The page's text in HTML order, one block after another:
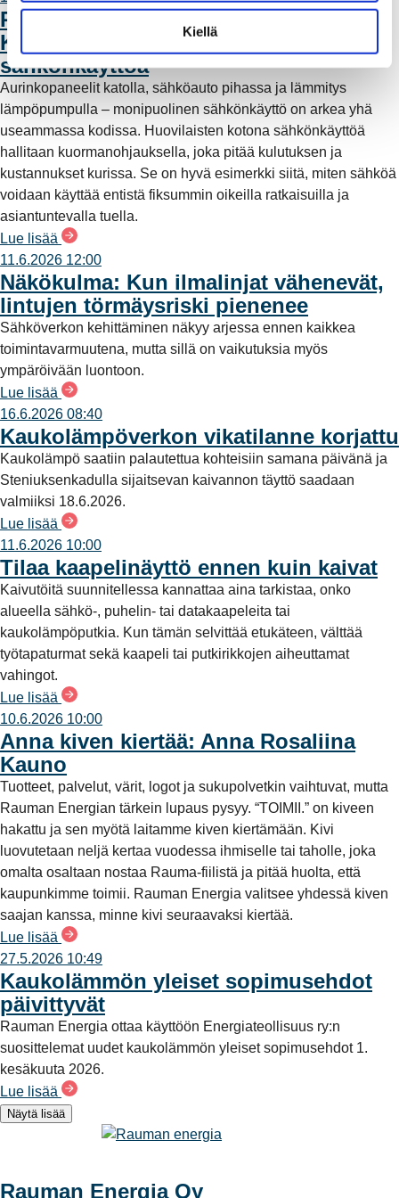
n
t
a
Kiellä
REO x koti Huovilainen:
Kuormanohjauksella fiksumpaa
sähkönkäyttöä
Aurinkopaneelit katolla, sähköauto pihassa ja lämmitys
lämpöpumpulla – monipuolinen sähkönkäyttö on arkea yhä
useammassa kodissa. Huovilaisten kotona sähkönkäyttöä
hallitaan kuormanohjauksella, joka pitää kulutuksen ja
kustannukset kurissa. Se on hyvä esimerkki siitä, miten sähköä
voidaan käyttää entistä fiksummin oikeilla ratkaisuilla ja
asiantuntevalla tuella.
Lue lisää
11.6.2026 12:00
Näkökulma: Kun ilmalinjat vähenevät,
lintujen törmäysriski pienenee
Sähköverkon kehittäminen näkyy arjessa ennen kaikkea
toimintavarmuutena, mutta sillä on vaikutuksia myös
ympäröivään luontoon.
Lue lisää
16.6.2026 08:40
Kaukolämpöverkon vikatilanne korjattu
Kaukolämpö saatiin palautettua kohteisiin samana päivänä ja
Steniuksenkadulla sijaitsevan kaivannon täyttö saadaan
valmiiksi 18.6.2026.
Lue lisää
11.6.2026 10:00
Tilaa kaapelinäyttö ennen kuin kaivat
Kaivutöitä suunnitellessa kannattaa aina tarkistaa, onko
alueella sähkö-, puhelin- tai datakaapeleita tai
kaukolämpöputkia. Kun tämän selvittää etukäteen, välttää
työtapaturmat sekä kaapeli tai putkirikkojen aiheuttamat
vahingot.
Lue lisää
10.6.2026 10:00
Anna kiven kiertää: Anna Rosaliina
Kauno
Tuotteet, palvelut, värit, logot ja sukupolvetkin vaihtuvat, mutta
Rauman Energian tärkein lupaus pysyy. “TOIMII.” on kiveen
hakattu ja sen myötä laitamme kiven kiertämään. Kivi
luovutetaan neljä kertaa vuodessa ihmiselle tai taholle, joka
omalta osaltaan nostaa Rauma-fiilistä ja pitää huolta, että
kaupunkimme toimii. Rauman Energia valitsee yhdessä kiven
saajan kanssa, minne kivi seuraavaksi kiertää.
Lue lisää
27.5.2026 10:49
Kaukolämmön yleiset sopimusehdot
päivittyvät
Rauman Energia ottaa käyttöön Energiateollisuus ry:n
suosittelemat uudet kaukolämmön yleiset sopimusehdot 1.
kesäkuuta 2026.
Lue lisää
Näytä lisää
Rauman Energia Oy